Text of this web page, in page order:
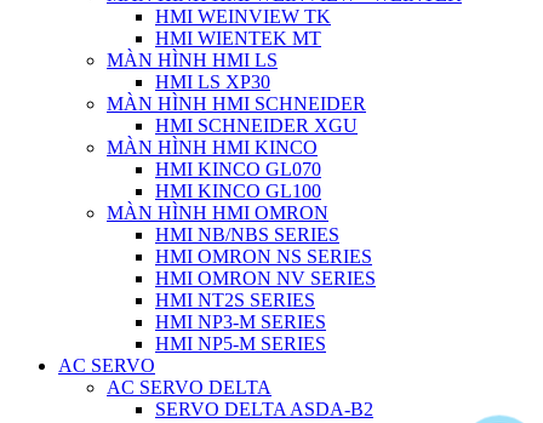
HMI WEINVIEW TK
HMI WIENTEK MT
MÀN HÌNH HMI LS
HMI LS XP30
MÀN HÌNH HMI SCHNEIDER
HMI SCHNEIDER XGU
MÀN HÌNH HMI KINCO
HMI KINCO GL070
HMI KINCO GL100
MÀN HÌNH HMI OMRON
HMI NB/NBS SERIES
HMI OMRON NS SERIES
HMI OMRON NV SERIES
HMI NT2S SERIES
HMI NP3-M SERIES
HMI NP5-M SERIES
AC SERVO
AC SERVO DELTA
SERVO DELTA ASDA-B2